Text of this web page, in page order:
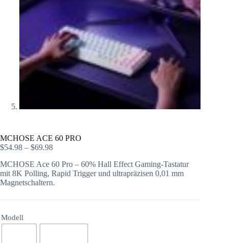
MCHOSE ACE 60 PRO
$54.98 – $69.98
MCHOSE Ace 60 Pro – 60% Hall Effect Gaming-Tastatur
mit 8K Polling, Rapid Trigger und ultrapräzisen 0,01 mm
Magnetschaltern.
Modell